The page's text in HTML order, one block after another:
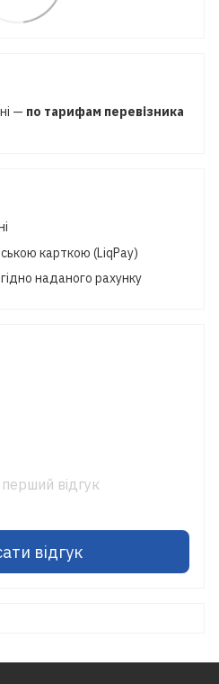
— по тарифам перевізника
карткою (LiqPay)
наданого рахунку
відгук
відгук